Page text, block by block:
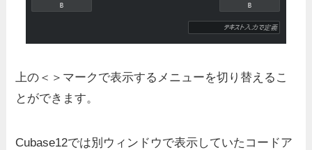
上の＜＞マークで表示するメニューを切り替えるこ
とができます。
Cubase12では別ウィンドウで表示していたコードア